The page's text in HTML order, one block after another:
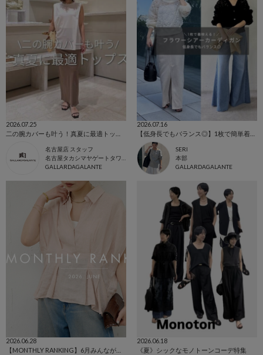
2026.07.25
名古屋店 スタッフ
GALLARDAGALANTE
2026.07.16
【低身長でもバランス◎】1枚で簡単着映える！デザインカーディガン
SERI
本部
GALLARDAGALANTE
2026.06.28
2026.06.18
《夏》シックなモノトーンコーデ特集